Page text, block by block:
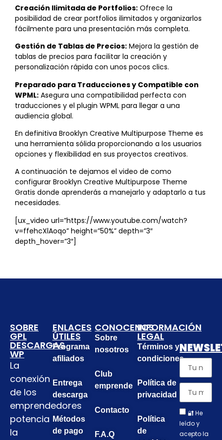
Creación Ilimitada de Portfolios: Ofrece la
posibilidad de crear portfolios ilimitados y organizarlos
fácilmente para una presentación más completa.
Gestión de Tablas de Precios: Mejora la gestión de
tablas de precios para facilitar la creación y
personalización rápida con unos pocos clics.
Preparado para Traducciones y Compatible con
WPML: Asegura una compatibilidad perfecta con
traducciones y el plugin WPML para llegar a una
audiencia global.
En definitiva Brooklyn Creative Multipurpose Theme es
una herramienta sólida proporcionando a los usuarios
opciones y flexibilidad en sus proyectos creativos.
A continuación te dejamos el video de como
configurar Brooklyn Creative Multipurpose Theme
Gratis donde aprenderás a manejarlo y adaptarlo a tus
necesidades.
[ux_video url=”https://www.youtube.com/watch?
v=ffehcXlAoqo” height=”50%” depth=”3″
depth_hover=”3″]
SOBRE
GPL
DESCARGAS
WP
La
conexión
de los
emprendedores
potencia
la
ENLACES
ÚTILES
Programa
afiliados
Entrega
descarga
Métodos
de pago
CONOCENOS
Sobre
nosotros
Club
emprende
Contacto
F.A.Q
INFORMACIÓN
LEGAL
Términos y
condiciones
Política de
privacidad
Política
de
🔐 He
leído y
acepto la